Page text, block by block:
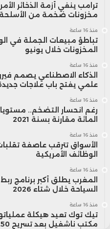
ترامب ينفي أزمة الذخائر
مخزونات ضخمة من الأسلحة
منذ 16 ساعة
تباطؤ مبيعات الجملة في
المخزونات خلال يونيو
منذ 16 ساعة
الذكاء الاصطناعي يصمم
علمي يفتح باب علاجات
منذ 16 ساعة
المائة مقارنة بسنة 2021
منذ 16 ساعة
الأسواق تترقب عاصفة
الوظائف الأمريكية
منذ 16 ساعة
المغرب يطلق أكبر برنامج
السياحة خلال شتاء 2026
منذ 16 ساعة
تيك توك تعيد هيكلة
مكتب ناشفيل بعد تسريح 250 موظفاً